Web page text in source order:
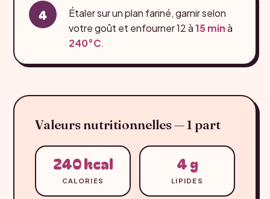
Étaler sur un plan fariné, garnir selon
votre goût et enfourner 12 à15 minà
240°C.
Valeurs nutritionnelles — 1 part
240 kcal
CALORIES
4 g
LIPIDES